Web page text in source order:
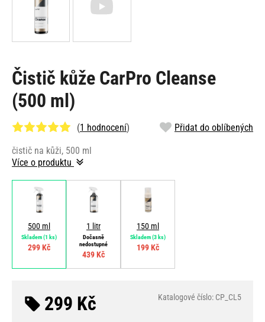
Čistič kůže CarPro Cleanse
(500 ml)
(1 hodnocení) Přidat do oblíbených
čistič na kůži, 500 ml
Více o produktu
500 ml
Skladem(1 ks)
299 Kč
1 litr
Dočasně
nedostupné
439 Kč
150 ml
Skladem(3 ks)
199 Kč
299 Kč Katalogové číslo: CP_CL5